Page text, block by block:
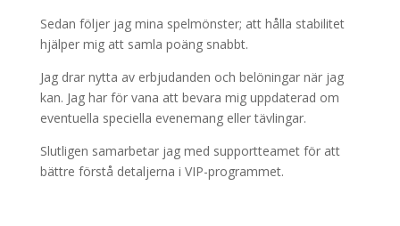
Sedan följer jag mina spelmönster; att hålla stabilitet
hjälper mig att samla poäng snabbt.
Jag drar nytta av erbjudanden och belöningar när jag
kan. Jag har för vana att bevara mig uppdaterad om
eventuella speciella evenemang eller tävlingar.
Slutligen samarbetar jag med supportteamet för att
bättre förstå detaljerna i VIP-programmet.